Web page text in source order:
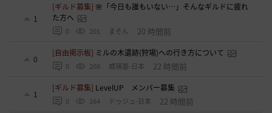
1
[ギルド募集] 🌸「今日も誰もいない…」そんなギルドに疲れ
た方へ
0 201 まそん 20 時間前
0
[自由掲示板] ミルの木遺跡(狩場)への行き方について
0 208 威璃亜-日本 22 時間前
1
[ギルド募集] LevelUP メンバー募集
0 164 ドゥジュ-日本 22 時間前